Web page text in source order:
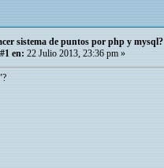
sistema de puntos por php y mysql?
en: 22 Julio 2013, 23:36 pm »